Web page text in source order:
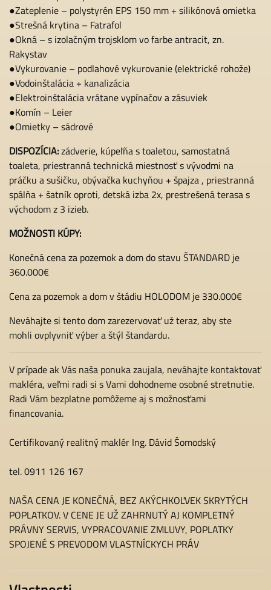
●Zateplenie – polystyrén EPS 150 mm + silikónová omietka
●Strešná krytina – Fatrafol
●Okná – s izolačným trojsklom vo farbe antracit, zn.
Rakystav
●Vykurovanie – podlahové vykurovanie (elektrické rohože)
●Vodoinštalácia + kanalizácia
●Elektroinštalácia vrátane vypínačov a zásuviek
●Komín – Leier
●Omietky – sádrové
DISPOZÍCIA:zádverie, kúpeľňa s toaletou, samostatná
toaleta, priestranná technická miestnosť s vývodmi na
práčku a sušičku, obývačka kuchyňou + špajza , priestranná
spálňa + šatník oproti, detská izba 2x, prestrešená terasa s
východom z 3 izieb.
MOŽNOSTI KÚPY:
Konečná cena za pozemok a dom do stavu ŠTANDARD je
360.000€
Cena za pozemok a dom v štádiu HOLODOM je 330.000€
Neváhajte si tento dom zarezervovať už teraz, aby ste
mohli ovplyvniť výber a štýl štandardu.
V prípade ak Vás naša ponuka zaujala, neváhajte kontaktovať
makléra, veľmi radi si s Vami dohodneme osobné stretnutie.
Radi Vám bezplatne pomôžeme aj s možnosťami
financovania.
Certifikovaný realitný maklér Ing. Dávid Šomodský
tel. 0911 126 167
NAŠA CENA JE KONEČNÁ, BEZ AKÝCHKOĽVEK SKRYTÝCH
POPLATKOV. V CENE JE UŽ ZAHRNUTÝ AJ KOMPLETNÝ
PRÁVNY SERVIS, VYPRACOVANIE ZMLUVY, POPLATKY
SPOJENÉ S PREVODOM VLASTNÍCKYCH PRÁV